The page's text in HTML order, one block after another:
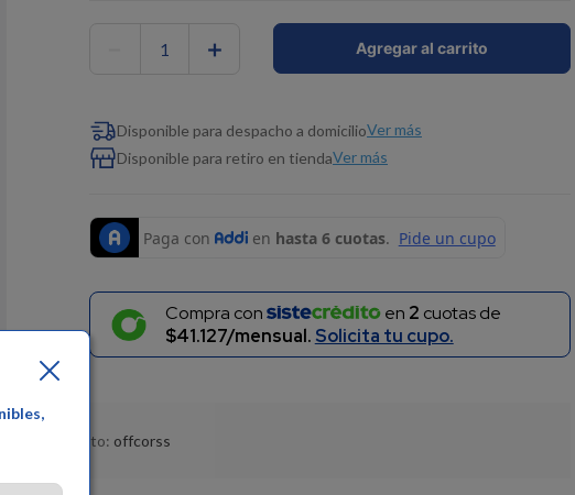
＋ Agregar al carrito
Disponible para despacho a domicilioVer más
Disponible para retiro en tiendaVer más
Compra con en 2 cuotas de
$41.127/mensual. Solicita tu cupo.
del producto: offcorss